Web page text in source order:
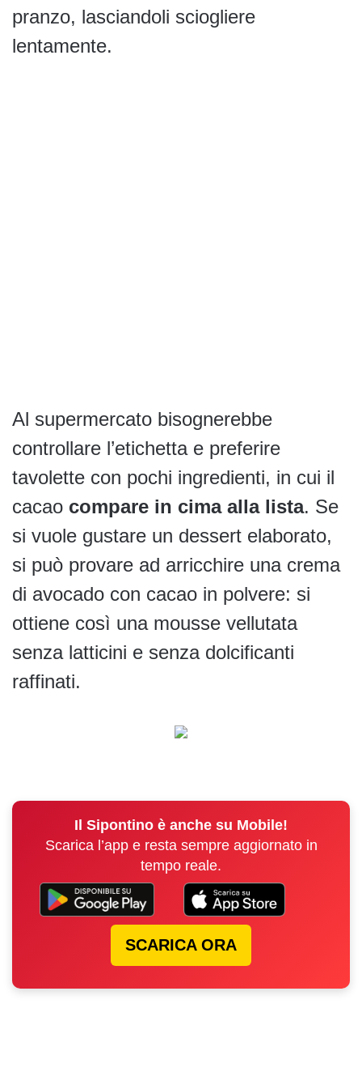
pranzo, lasciandoli sciogliere
lentamente.
Al supermercato bisognerebbe
controllare l’etichetta e preferire
tavolette con pochi ingredienti, in cui il
cacao compare in cima alla lista. Se
si vuole gustare un dessert elaborato,
si può provare ad arricchire una crema
di avocado con cacao in polvere: si
ottiene così una mousse vellutata
senza latticini e senza dolcificanti
raffinati.
Il Sipontino è anche su Mobile!
Scarica l’app e resta sempre aggiornato in
tempo reale.
SCARICA ORA